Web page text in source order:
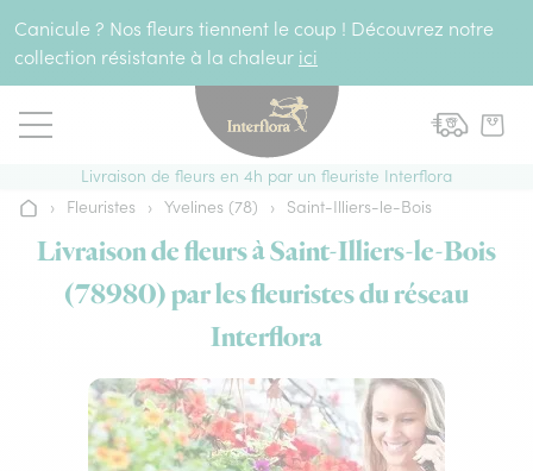
Canicule ? Nos fleurs tiennent le coup ! Découvrez notre
collection résistante à la chaleur ici
Livraison de fleurs en 4h par un fleuriste Interflora
Accueil
› Fleuristes › Yvelines (78) › Saint-Illiers-le-Bois
Livraison de fleurs à Saint-Illiers-le-Bois
(78980) par les fleuristes du réseau
Interflora